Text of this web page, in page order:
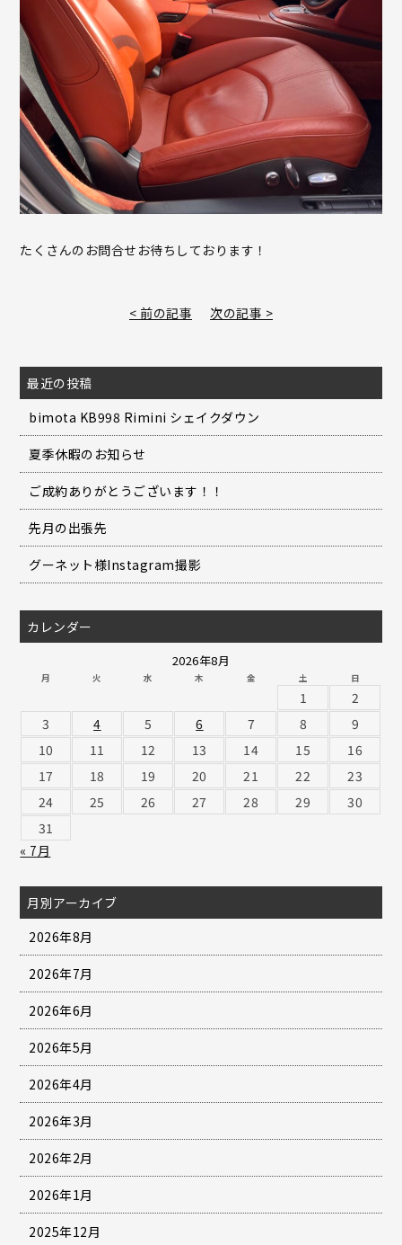
たくさんのお問合せお待ちしております！
< 前の記事 次の記事 >
最近の投稿
bimota KB998 Rimini シェイクダウン
夏季休暇のお知らせ
ご成約ありがとうございます！！
先月の出張先
グーネット様Instagram撮影
カレンダー
2026年8月
月 火 水 木 金 土 日
1
2
3
4 5 6 7 8
9
10
11 12 13 14 15
16
17
18 19 20 21 22
23
24
25 26 27 28 29
30
31
« 7月
月別アーカイブ
2026年8月
2026年7月
2026年6月
2026年5月
2026年4月
2026年3月
2026年2月
2026年1月
2025年12月